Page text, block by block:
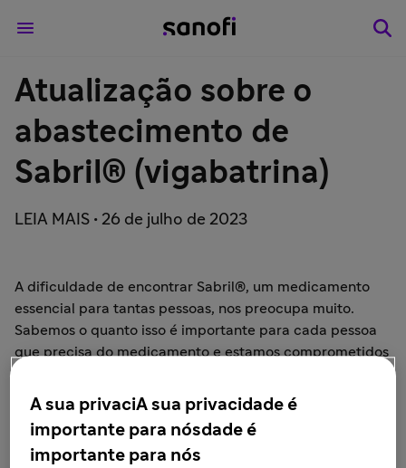
Atualização sobre o
abastecimento de
Sabril® (vigabatrina)
LEIA MAIS • 26 de julho de 2023
A dificuldade de encontrar Sabril®, um medicamento
essencial para tantas pessoas, nos preocupa muito.
Sabemos o quanto isso é importante para cada pessoa
que precisa do medicamento e estamos comprometidos
o cuidado de que precisa.
Informamos que novas unidades de Sabril® foram
produzidas e começaram a ser distribuídas. Embora em
A sua privaciA sua privacidade é
importante para nósdade é
importante para nós